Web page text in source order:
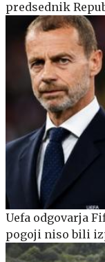
predsednik
Uefa odgovarja
pogoji niso bili